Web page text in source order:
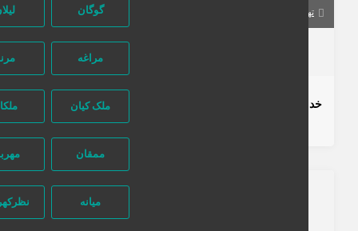
گوگان
مراغه
ملک کیان ملکان
ممقان مهربان
نظرکهریزی
تهران تهران
تماس بگیرید
خدمات الگوسازی , سایزبندی , چیدمان و پلات
993 بازدید